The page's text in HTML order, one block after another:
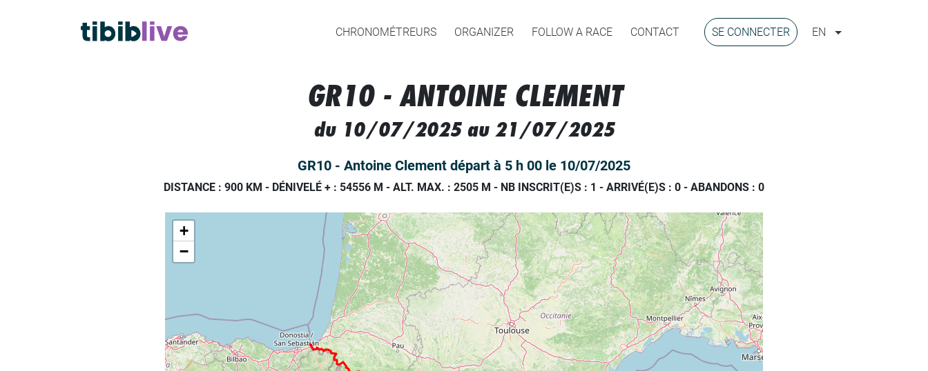
CHRONOMÉTREURS ORGANIZER FOLLOW A RACE CONTACT SE CONNECTER EN
GR10 - ANTOINE CLEMENT
du 10/07/2025 au 21/07/2025
GR10 - Antoine Clement départ à 5 h 00 le 10/07/2025
DISTANCE : 900 KM - DÉNIVELÉ + : 54556 M - ALT. MAX. : 2505 M - NB INSCRIT(E)S : 1 - ARRIVÉ(E)S : 0 - ABANDONS : 0
+
−